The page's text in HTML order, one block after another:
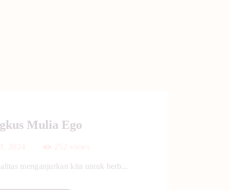
Mulia Ego
menganjurkan kita untuk berb...